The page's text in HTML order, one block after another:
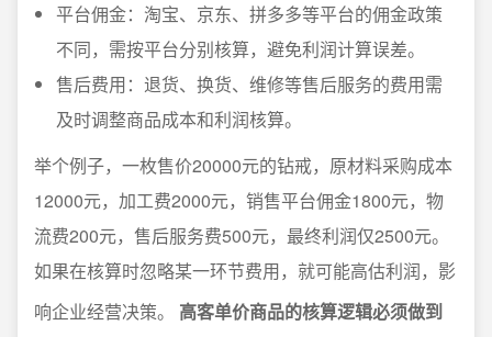
平台佣金：淘宝、京东、拼多多等平台的佣金政策
不同，需按平台分别核算，避免利润计算误差。
售后费用：退货、换货、维修等售后服务的费用需
及时调整商品成本和利润核算。
举个例子，一枚售价20000元的钻戒，原材料采购成本
12000元，加工费2000元，销售平台佣金1800元，物
流费200元，售后服务费500元，最终利润仅2500元。
如果在核算时忽略某一环节费用，就可能高估利润，影
响企业经营决策。 高客单价商品的核算逻辑必须做到